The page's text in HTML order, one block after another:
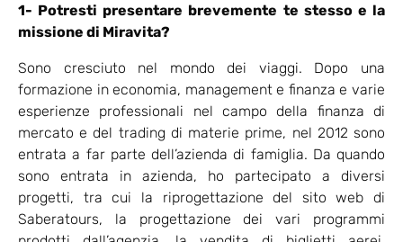
1- Potresti presentare brevemente te stesso e la
missione di Miravita?
Sono cresciuto nel mondo dei viaggi. Dopo una
formazione in economia, management e finanza e varie
esperienze professionali nel campo della finanza di
mercato e del trading di materie prime, nel 2012 sono
entrata a far parte dell’azienda di famiglia. Da quando
sono entrata in azienda, ho partecipato a diversi
progetti, tra cui la riprogettazione del sito web di
Saberatours, la progettazione dei vari programmi